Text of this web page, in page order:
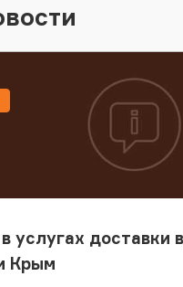
услугах доставки
Крым